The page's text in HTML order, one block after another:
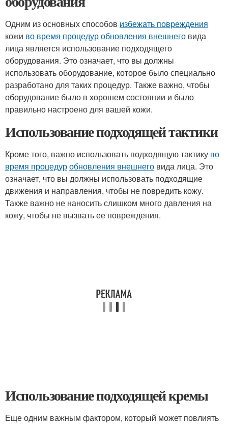
Одним из основных способов избежать повреждения
кожи во время процедуробновления внешнего вида
лица является использование подходящего
оборудования. Это означает, что вы должны
использовать оборудование, которое было специально
разработано для таких процедур. Также важно, чтобы
оборудование было в хорошем состоянии и было
правильно настроено для вашей кожи.
Использование подходящей тактики
Кроме того, важно использовать подходящую тактику во
время процедуробновления внешнего вида лица. Это
означает, что вы должны использовать подходящие
движения и направления, чтобы не повредить кожу.
Также важно не наносить слишком много давления на
кожу, чтобы не вызвать ее повреждения.
Использование подходящей кремы
Еще одним важным фактором, который может повлиять